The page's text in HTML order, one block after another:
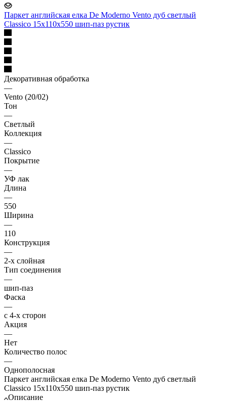
Паркет английская елка De Moderno Vento дуб светлый
Classico 15х110х550 шип-паз рустик
Декоративная обработка
—
Vento (20/02)
Тон
—
Светлый
Коллекция
—
Classico
Покрытие
—
УФ лак
Длина
—
550
Ширина
—
110
Конструкция
—
2-х слойная
Тип соединения
—
шип-паз
Фаска
—
с 4-х сторон
Акция
—
Нет
Количество полос
—
Однополосная
Паркет английская елка De Moderno Vento дуб светлый
Classico 15х110х550 шип-паз рустик
Описание